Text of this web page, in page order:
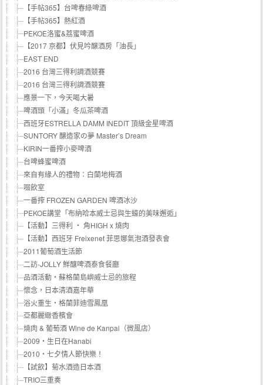
【手帖365】台啤春綠啤酒
【手帖365】熱紅酒
PEKOE洛蜜&荔蜜啤酒
【2017 京都】伏見吟醸酒房「油長」
EAST END
2016 台灣三得利調酒競賽
2016 台灣三得利調酒競賽
應景一下，今天喝大暑
啤酒頭「小滿」冬瓜茶啤酒
西班牙ESTRELLA DAMM INEDIT 頂級金星啤酒
SUNTORY 醸造家の夢 Master’s Dream
KIRIN一番搾小麥啤酒
台啤蜂蜜啤酒
來自有緣人的禮物：白蘭地梅酒
啜飲室
一番搾 FROZEN GARDEN 啤酒冰沙
PEKOE講堂「布納哈本威士忌與生蠔的美味邂逅」
【活動】三得利 ‧ 角HIGH x 燒肉
【活動】西班牙 Freixenet 菲思娜氣泡酒發表會
2011葡萄酒生活節
二訪-JOLLY 鮮釀啤酒泰食餐廳
品酒活動‧蘇格蘭島嶼威士忌的旅程
懷念，日本清酒嘉年華
浴火重生‧格蘭菲迪雪鳳凰
亞都麗緻香檳會
燒肉 & 葡萄酒 Wine de Kanpai（微風店）
2009‧生日在Hanabi
2010‧七夕情人節快樂！
【試飲】菊水酒造日本酒
TRIO三重奏